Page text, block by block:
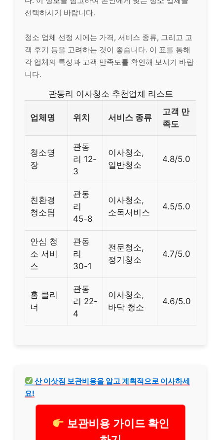
선택하시기 바랍니다.
청소 업체 선정 시에는 가격, 서비스 종류, 그리고 고
객 후기 등을 고려하는 것이 좋습니다. 이 표를 통해
각 업체의 특성과 고객 만족도를 확인해 보시기 바랍
니다.
관동리 이사청소 추천업체 리스트
업체명 위치 서비스 종류
고객 만
족도
청소명
장
관동
리 12-
3
이사청소,
일반청소
4.8/5.0
친환경
청소팀
관동
리
45-8
이사청소,
소독서비스
4.5/5.0
안심 청
소 서비
스
관동
리
30-1
전문청소,
정기청소
4.7/5.0
홈 클리
너
관동
리 22-
4
이사청소,
바닥 청소
4.6/5.0
산 이삿짐 보관비용을 알고 계획적으로 이사하세
요!
보관비용 가이드 확인